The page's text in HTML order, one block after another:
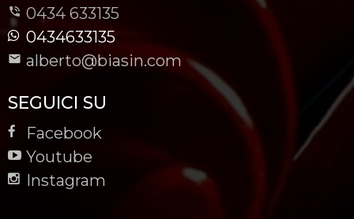
0434 633135
0434633135
alberto@biasin.com
SEGUICI SU
Facebook
Youtube
Instagram